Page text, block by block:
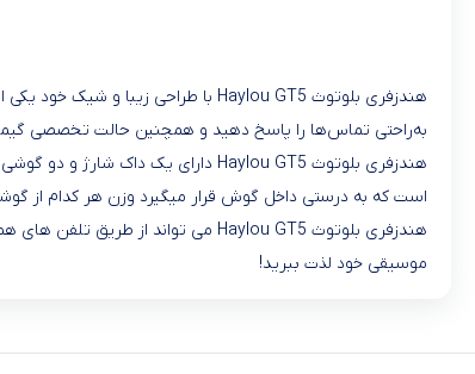
به‌راحتی تماس‌ها را پاسخ دهید و همچنین حالت تخصصی
است که به درستی داخل گوش قرار میگیرد وزن هر کدام از گوشی ها حدودا ۴ گرم میباشد که به دلیل وزن کم آن بدون هیچ مزاحمتی میتوانید
موسیقی خود لذت ببرید!